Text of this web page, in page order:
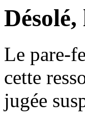
Le pare-
cette
jugée